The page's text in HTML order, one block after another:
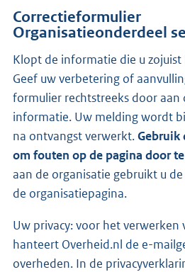
Correctieformulier
Organisatieonderdeel
Klopt de informatie die u
Geef uw verbetering of
formulier rechtstreeks door aan
informatie. Uw melding wordt
na ontvangst verwerkt.Gebruik
om fouten op de pagina door
aan de organisatie gebruikt u
de organisatiepagina.
Uw privacy: voor het verwerken
hanteert Overheid.nl de e-
overheden. In de